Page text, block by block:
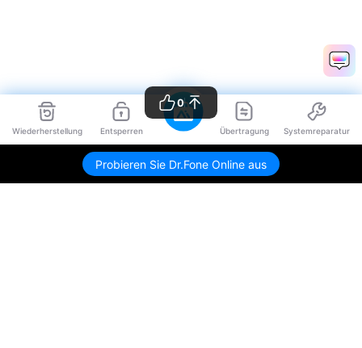
Wiederherstellung Entsperren Übertragung Systemreparatur
Probieren Sie Dr.Fone Online aus
0